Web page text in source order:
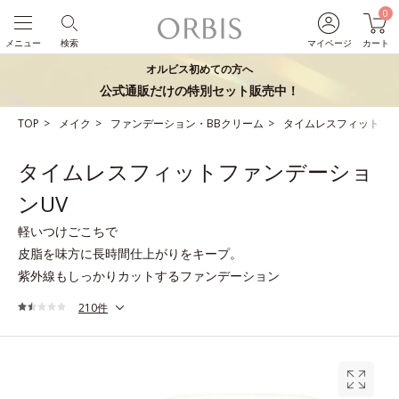
マイページ
0
カート
検索
メニュー
オルビス初めての方へ
公式通販だけの特別セット販売中！
TOP メイク ファンデーション・BBクリーム タイムレスフィットフ
タイムレスフィットファンデーショ
ンUV
軽いつけごこちで
皮脂を味方に長時間仕上がりをキープ。
紫外線もしっかりカットするファンデーション
210件